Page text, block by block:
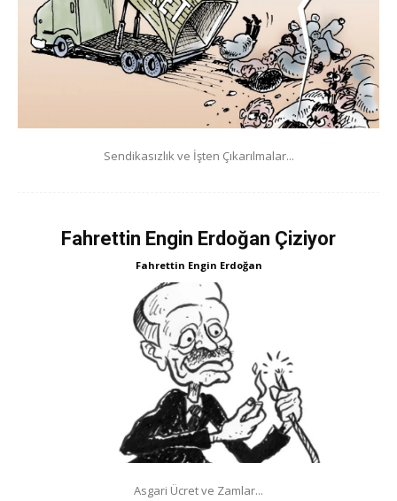
Sendikasızlık ve İşten Çıkarılmalar...
Fahrettin Engin Erdoğan Çiziyor
Fahrettin Engin Erdoğan
Asgari Ücret ve Zamlar...